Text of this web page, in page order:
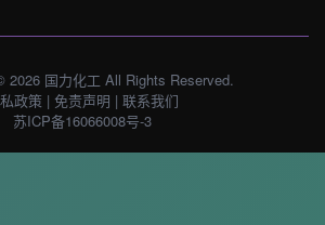
2026 国力化工 All Rights Reserved.
政策 | 免责声明 | 联系我们
苏ICP备16066008号-3